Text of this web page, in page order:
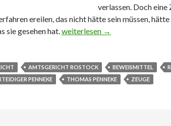
verlassen. Doch eine
ereilen, das nicht hätte sein müssen, hätte
sie gesehen hat.Der Zeuge als Beweismittel
weiterlesen →
AMTSGERICHT ROSTOCK BEWEISMITTEL
PENNEKE
THOMAS PENNEKE ZEUGE